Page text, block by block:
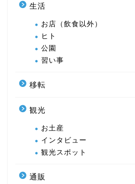
生活
お店（飲食以外）
ヒト
公園
習い事
移転
観光
お土産
インタビュー
観光スポット
通販